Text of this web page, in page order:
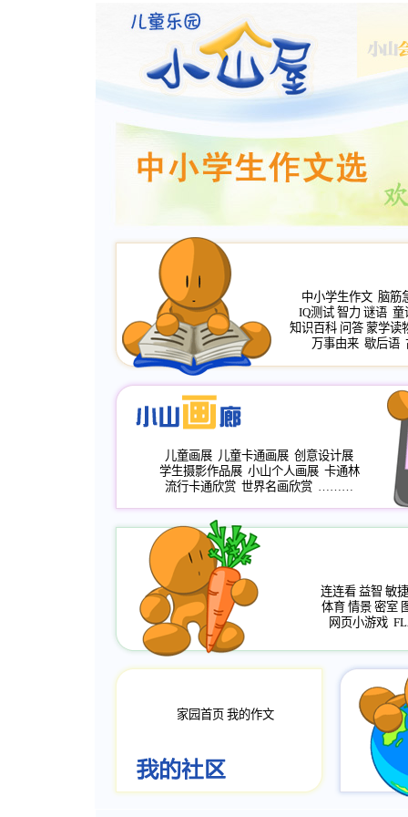
中小学生作文 脑筋
IQ测试 智力 谜语 童
知识百科 问答 蒙学读
万事由来 歇后语
儿童画展 儿童卡通画展 创意设计展
学生摄影作品展 小山个人画展 卡通林
流行卡通欣赏 世界名画欣赏 ………
连连看 益智 敏捷
体育 情景 密室
网页小游戏
家园首页 我的作文